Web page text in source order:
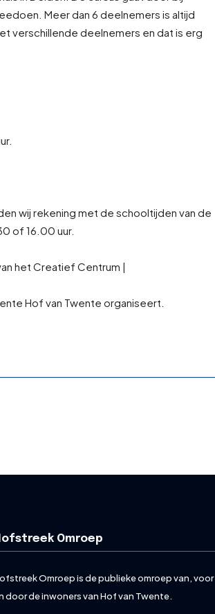
Meer dan 6 deelnemers is altijd
verschillende deelnemers en dat is erg
wij rekening met de schooltijden van de
of 16.00 uur.
het Creatief Centrum |
Hof van Twente organiseert.
Omroep
Omroep is de publieke omroep van, voor
door de inwoners van Hof van Twente.